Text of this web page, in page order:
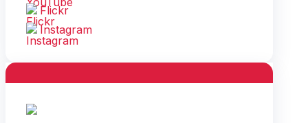
Flickr
Instagram